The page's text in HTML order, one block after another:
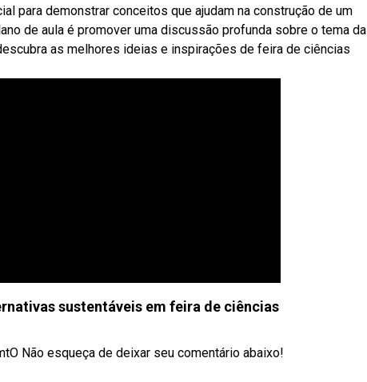
para demonstrar conceitos que ajudam na construção de um
de aula é promover uma discussão profunda sobre o tema da
as melhores ideias e inspirações de feira de ciências
sustentáveis em feira de ciências
Não esqueça de deixar seu comentário abaixo!